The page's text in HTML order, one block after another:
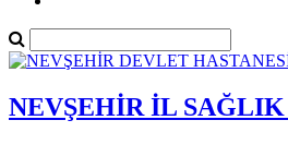
NEVŞEHİR İL